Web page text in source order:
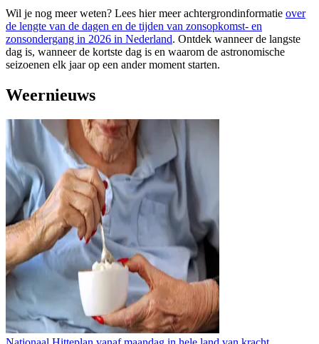
Wil je nog meer weten? Lees hier meer achtergrondinformatie over
de lengte van de dagen en de tijden van zonsopkomst- en
zonsondergang in 2026 in Nederland. Ontdek wanneer de langste
dag is, wanneer de kortste dag is en waarom de astronomische
seizoenen elk jaar op een ander moment starten.
Weernieuws